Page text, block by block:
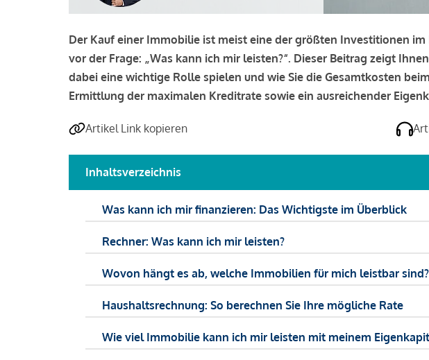
Der Kauf einer Immobilie ist meist eine der größten Investitionen
vor der Frage: „Was kann ich mir leisten?“. Dieser Beitrag zeigt
dabei eine wichtige Rolle spielen und wie Sie die Gesamtkosten
Ermittlung der maximalen Kreditrate sowie ein ausreichender
Artikel Link kopieren
Inhaltsverzeichnis
Was kann ich mir finanzieren: Das Wichtigste im Überblick
Rechner: Was kann ich mir leisten?
Wovon hängt es ab, welche Immobilien für mich leistbar sind?
Haushaltsrechnung: So berechnen Sie Ihre mögliche Rate
Wie viel Immobilie kann ich mir leisten mit meinem